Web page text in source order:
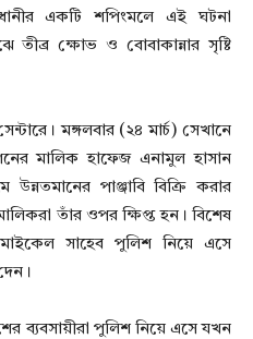
একটি শপিংমলে এই ঘটনা
তীব্র ক্ষোভ ও বোবাকান্নার সৃষ্টি
মঙ্গলবার (২৪ মার্চ) সেখানে
মালিক হাফেজ এনামুল হাসান
পাঞ্জাবি বিক্রি করার
তাঁর ওপর ক্ষিপ্ত হন। বিশেষ
সাহেব পুলিশ নিয়ে এসে
ব্যবসায়ীরা পুলিশ নিয়ে এসে যখন